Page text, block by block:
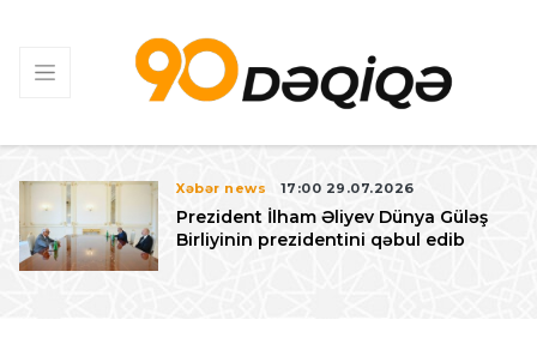
Xəbər news 17:00 29.07.2026
Prezident İlham Əliyev Dünya Güləş
Birliyinin prezidentini qəbul edib